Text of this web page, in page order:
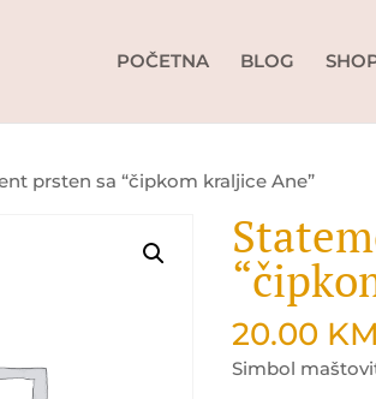
POČETNA BLOG
prsten sa “čipkom kraljice Ane”
20.00 KM
Simbol